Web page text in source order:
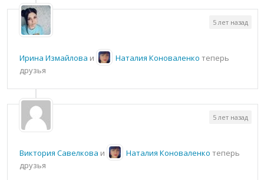
Ирина Измайлова и Наталия Коноваленко теперь
друзья
5 лет назад
Виктория Савелкова и Наталия Коноваленко теперь
друзья
5 лет назад